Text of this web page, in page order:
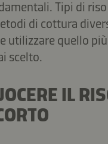
Tipi di
di cottura
utilizzare quello
scelto.
IL